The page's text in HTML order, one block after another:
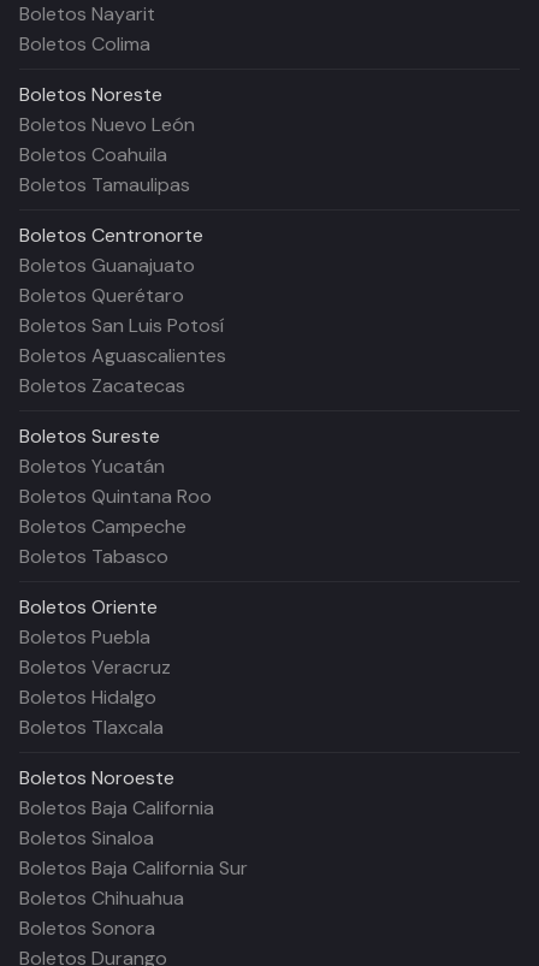
Boletos Nayarit
Boletos Colima
Boletos Noreste
Boletos Nuevo León
Boletos Coahuila
Boletos Tamaulipas
Boletos Centronorte
Boletos Guanajuato
Boletos Querétaro
Boletos San Luis Potosí
Boletos Aguascalientes
Boletos Zacatecas
Boletos Sureste
Boletos Yucatán
Boletos Quintana Roo
Boletos Campeche
Boletos Tabasco
Boletos Oriente
Boletos Puebla
Boletos Veracruz
Boletos Hidalgo
Boletos Tlaxcala
Boletos Noroeste
Boletos Baja California
Boletos Sinaloa
Boletos Baja California Sur
Boletos Chihuahua
Boletos Sonora
Boletos Durango